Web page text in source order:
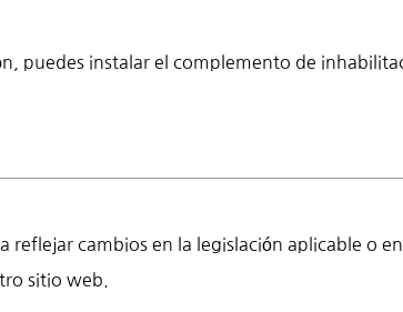
puedes instalar el complemento de
reflejar cambios en la legislación aplicable o
sitio web.